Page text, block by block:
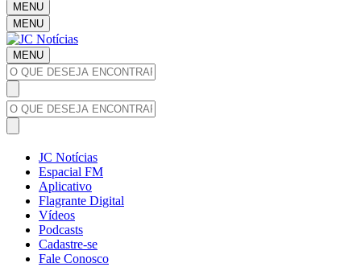
MENU
MENU
MENU
JC Notícias
Espacial FM
Aplicativo
Flagrante Digital
Vídeos
Podcasts
Cadastre-se
Fale Conosco